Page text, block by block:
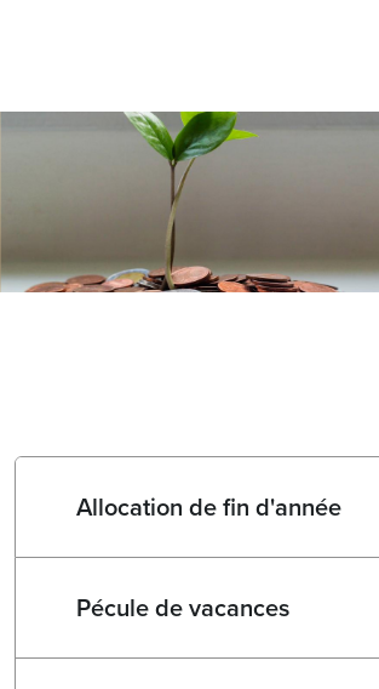
Allocation de fin d'année
Pécule de vacances